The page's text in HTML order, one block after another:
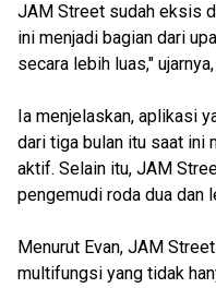
JAM Street sudah eksis
ini menjadi bagian dari
secara lebih luas,"
Ia menjelaskan, aplikasi
dari tiga bulan itu saat ini
aktif. Selain itu, JAM
pengemudi roda dua dan
Menurut Evan, JAM
multifungsi yang tidak